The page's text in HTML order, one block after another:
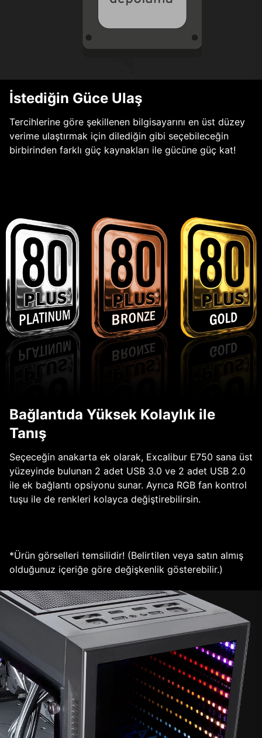
İstediğin Güce Ulaş
Tercihlerine göre şekillenen bilgisayarını en üst düzey
verime ulaştırmak için dilediğin gibi seçebileceğin
birbirinden farklı güç kaynakları ile gücüne güç kat!
Bağlantıda Yüksek Kolaylık ile
Tanış
Seçeceğin anakarta ek olarak, Excalibur E750 sana üst
yüzeyinde bulunan 2 adet USB 3.0 ve 2 adet USB 2.0
ile ek bağlantı opsiyonu sunar. Ayrıca RGB fan kontrol
tuşu ile de renkleri kolayca değiştirebilirsin.
*Ürün görselleri temsilidir! (Belirtilen veya satın almış
olduğunuz içeriğe göre değişkenlik gösterebilir.)